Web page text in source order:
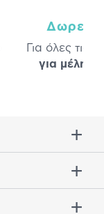
Δωρεάν
Για όλες τις
για μέλη